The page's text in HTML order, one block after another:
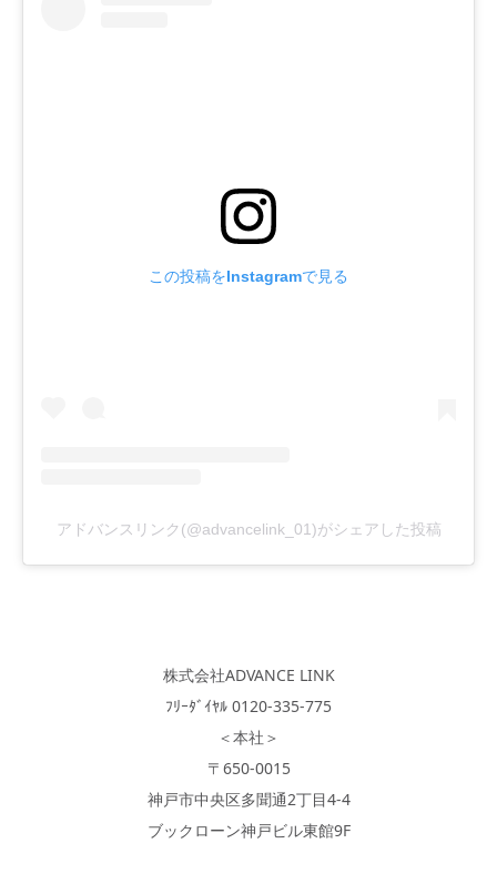
この投稿をInstagramで見る
アドバンスリンク(@advancelink_01)がシェアした投稿
株式会社ADVANCE LINK
ﾌﾘｰﾀﾞｲﾔﾙ 0120-335-775
＜本社＞
〒650-0015
神戸市中央区多聞通2丁目4-4
ブックローン神戸ビル東館9F